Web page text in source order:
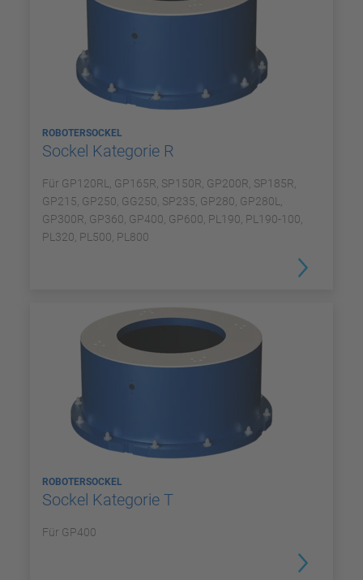
ROBOTERSOCKEL
Sockel Kategorie R
Für GP120RL, GP165R, SP150R, GP200R, SP185R,
GP215, GP250, GG250, SP235, GP280, GP280L,
GP300R, GP360, GP400, GP600, PL190, PL190-100,
PL320, PL500, PL800
ROBOTERSOCKEL
Sockel Kategorie T
Für GP400